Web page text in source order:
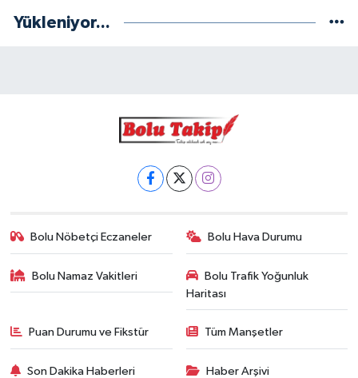
Yükleniyor...
Bolu Nöbetçi Eczaneler Bolu Hava Durumu
Bolu Namaz Vakitleri
Bolu Trafik Yoğunluk
Haritası
Puan Durumu ve Fikstür Tüm Manşetler
Son Dakika Haberleri Haber Arşivi